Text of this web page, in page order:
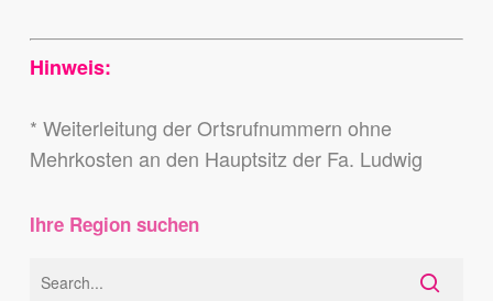
Hinweis:
* Weiterleitung der Ortsrufnummern ohne
Mehrkosten an den Hauptsitz der Fa. Ludwig
Ihre Region suchen